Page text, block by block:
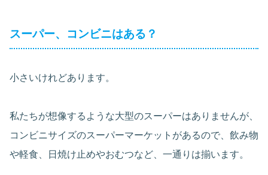
スーパー、コンビニはある？
小さいけれどあります。
私たちが想像するような大型のスーパーはありませんが、
コンビニサイズのスーパーマーケットがあるので、飲み物
や軽食、日焼け止めやおむつなど、一通りは揃います。